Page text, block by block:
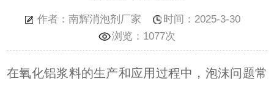
作者：南辉消泡剂厂家
时间：2025-3-30
浏览： 1077次
在氧化铝浆料的生产和应用过程中，泡沫问题常